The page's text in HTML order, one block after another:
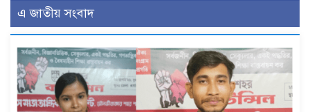
এ জাতীয় সংবাদ